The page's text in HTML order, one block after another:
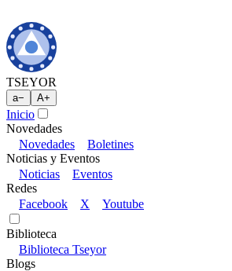
TSEYOR
a− A+
Inicio
Novedades
Novedades
Boletines
Noticias y Eventos
Noticias
Eventos
Redes
Facebook
X Youtube
Biblioteca
Biblioteca Tseyor
Blogs